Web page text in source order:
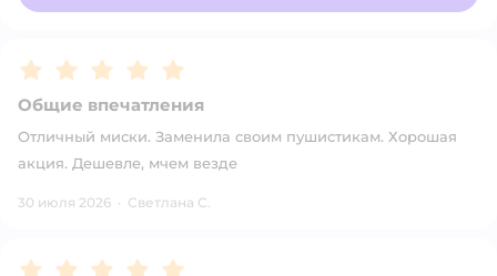
Рейтинг:5
Общие впечатления
Отличный миски. Заменила своим пушистикам. Хорошая
акция. Дешевле, мчем везде
30 июля 2026 · Светлана С.
Рейтинг:5